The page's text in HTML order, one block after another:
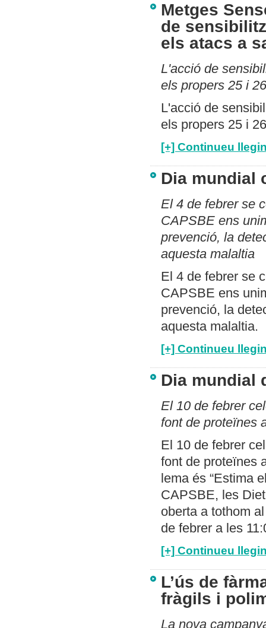
Metges
de
els atacs a
L'acció de
els propers 25 i
L'acció de
els propers 25 i
[+] Continueu
Dia mundial
El 4 de febrer se
CAPSBE ens
prevenció, la
aquesta malaltia
El 4 de febrer se
CAPSBE ens
prevenció, la
aquesta malaltia.
[+] Continueu
Dia mundial
El 10 de febrer
font de proteïnes
El 10 de febrer
font de proteïnes
lema és “Estima
CAPSBE, les
oberta a tothom
de febrer a les
[+] Continueu
L’ús de
fràgils i
La nova